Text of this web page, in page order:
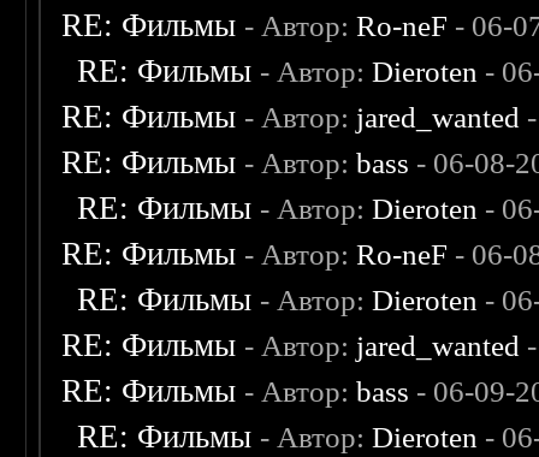
RE: Фильмы - Автор:Ro-neF - 06-
RE: Фильмы - Автор:Dieroten -
RE: Фильмы - Автор: jared_wanted
RE: Фильмы - Автор:bass - 06-08-
RE: Фильмы - Автор:Dieroten -
RE: Фильмы - Автор:Ro-neF - 06-
RE: Фильмы - Автор:Dieroten -
RE: Фильмы - Автор: jared_wanted
RE: Фильмы - Автор:bass - 06-09-
RE: Фильмы - Автор:Dieroten -